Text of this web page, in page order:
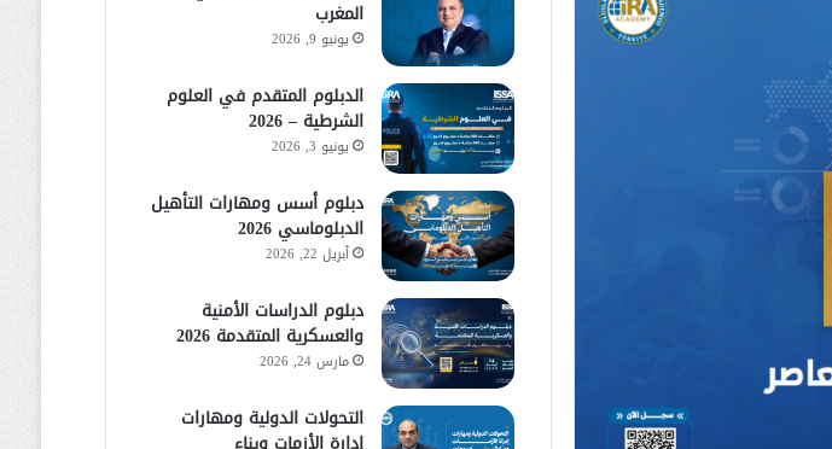
المغرب
يونيو 9, 2026
الدبلوم المتقدم في العلوم
الشرطية – 2026
يونيو 3, 2026
دبلوم أسس ومهارات التأهيل
الدبلوماسي 2026
أبريل 22, 2026
دبلوم الدراسات الأمنية
والعسكرية المتقدمة 2026
مارس 24, 2026
التحولات الدولية ومهارات